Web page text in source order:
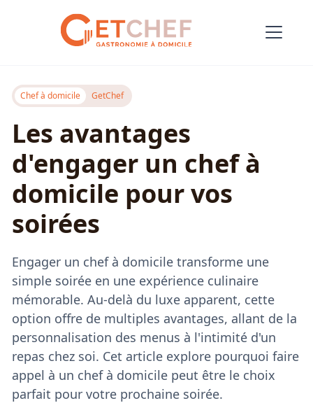
Chef à domicile GetChef
Les avantages
d'engager un chef à
domicile pour vos
soirées
Engager un chef à domicile transforme une
simple soirée en une expérience culinaire
mémorable. Au-delà du luxe apparent, cette
option offre de multiples avantages, allant de la
personnalisation des menus à l'intimité d'un
repas chez soi. Cet article explore pourquoi faire
appel à un chef à domicile peut être le choix
parfait pour votre prochaine soirée.